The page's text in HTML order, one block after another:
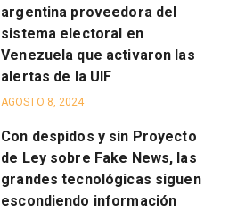
argentina proveedora del
sistema electoral en
Venezuela que activaron las
alertas de la UIF
AGOSTO 8, 2024
Con despidos y sin Proyecto
de Ley sobre Fake News, las
grandes tecnológicas siguen
escondiendo información